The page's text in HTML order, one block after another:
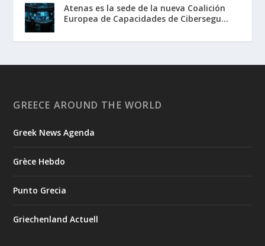
Atenas es la sede de la nueva Coalición
Europea de Capacidades de Cibersegu...
GREECE AROUND THE WORLD
Greek News Agenda
Grèce Hebdo
Punto Grecia
Griechenland Actuell